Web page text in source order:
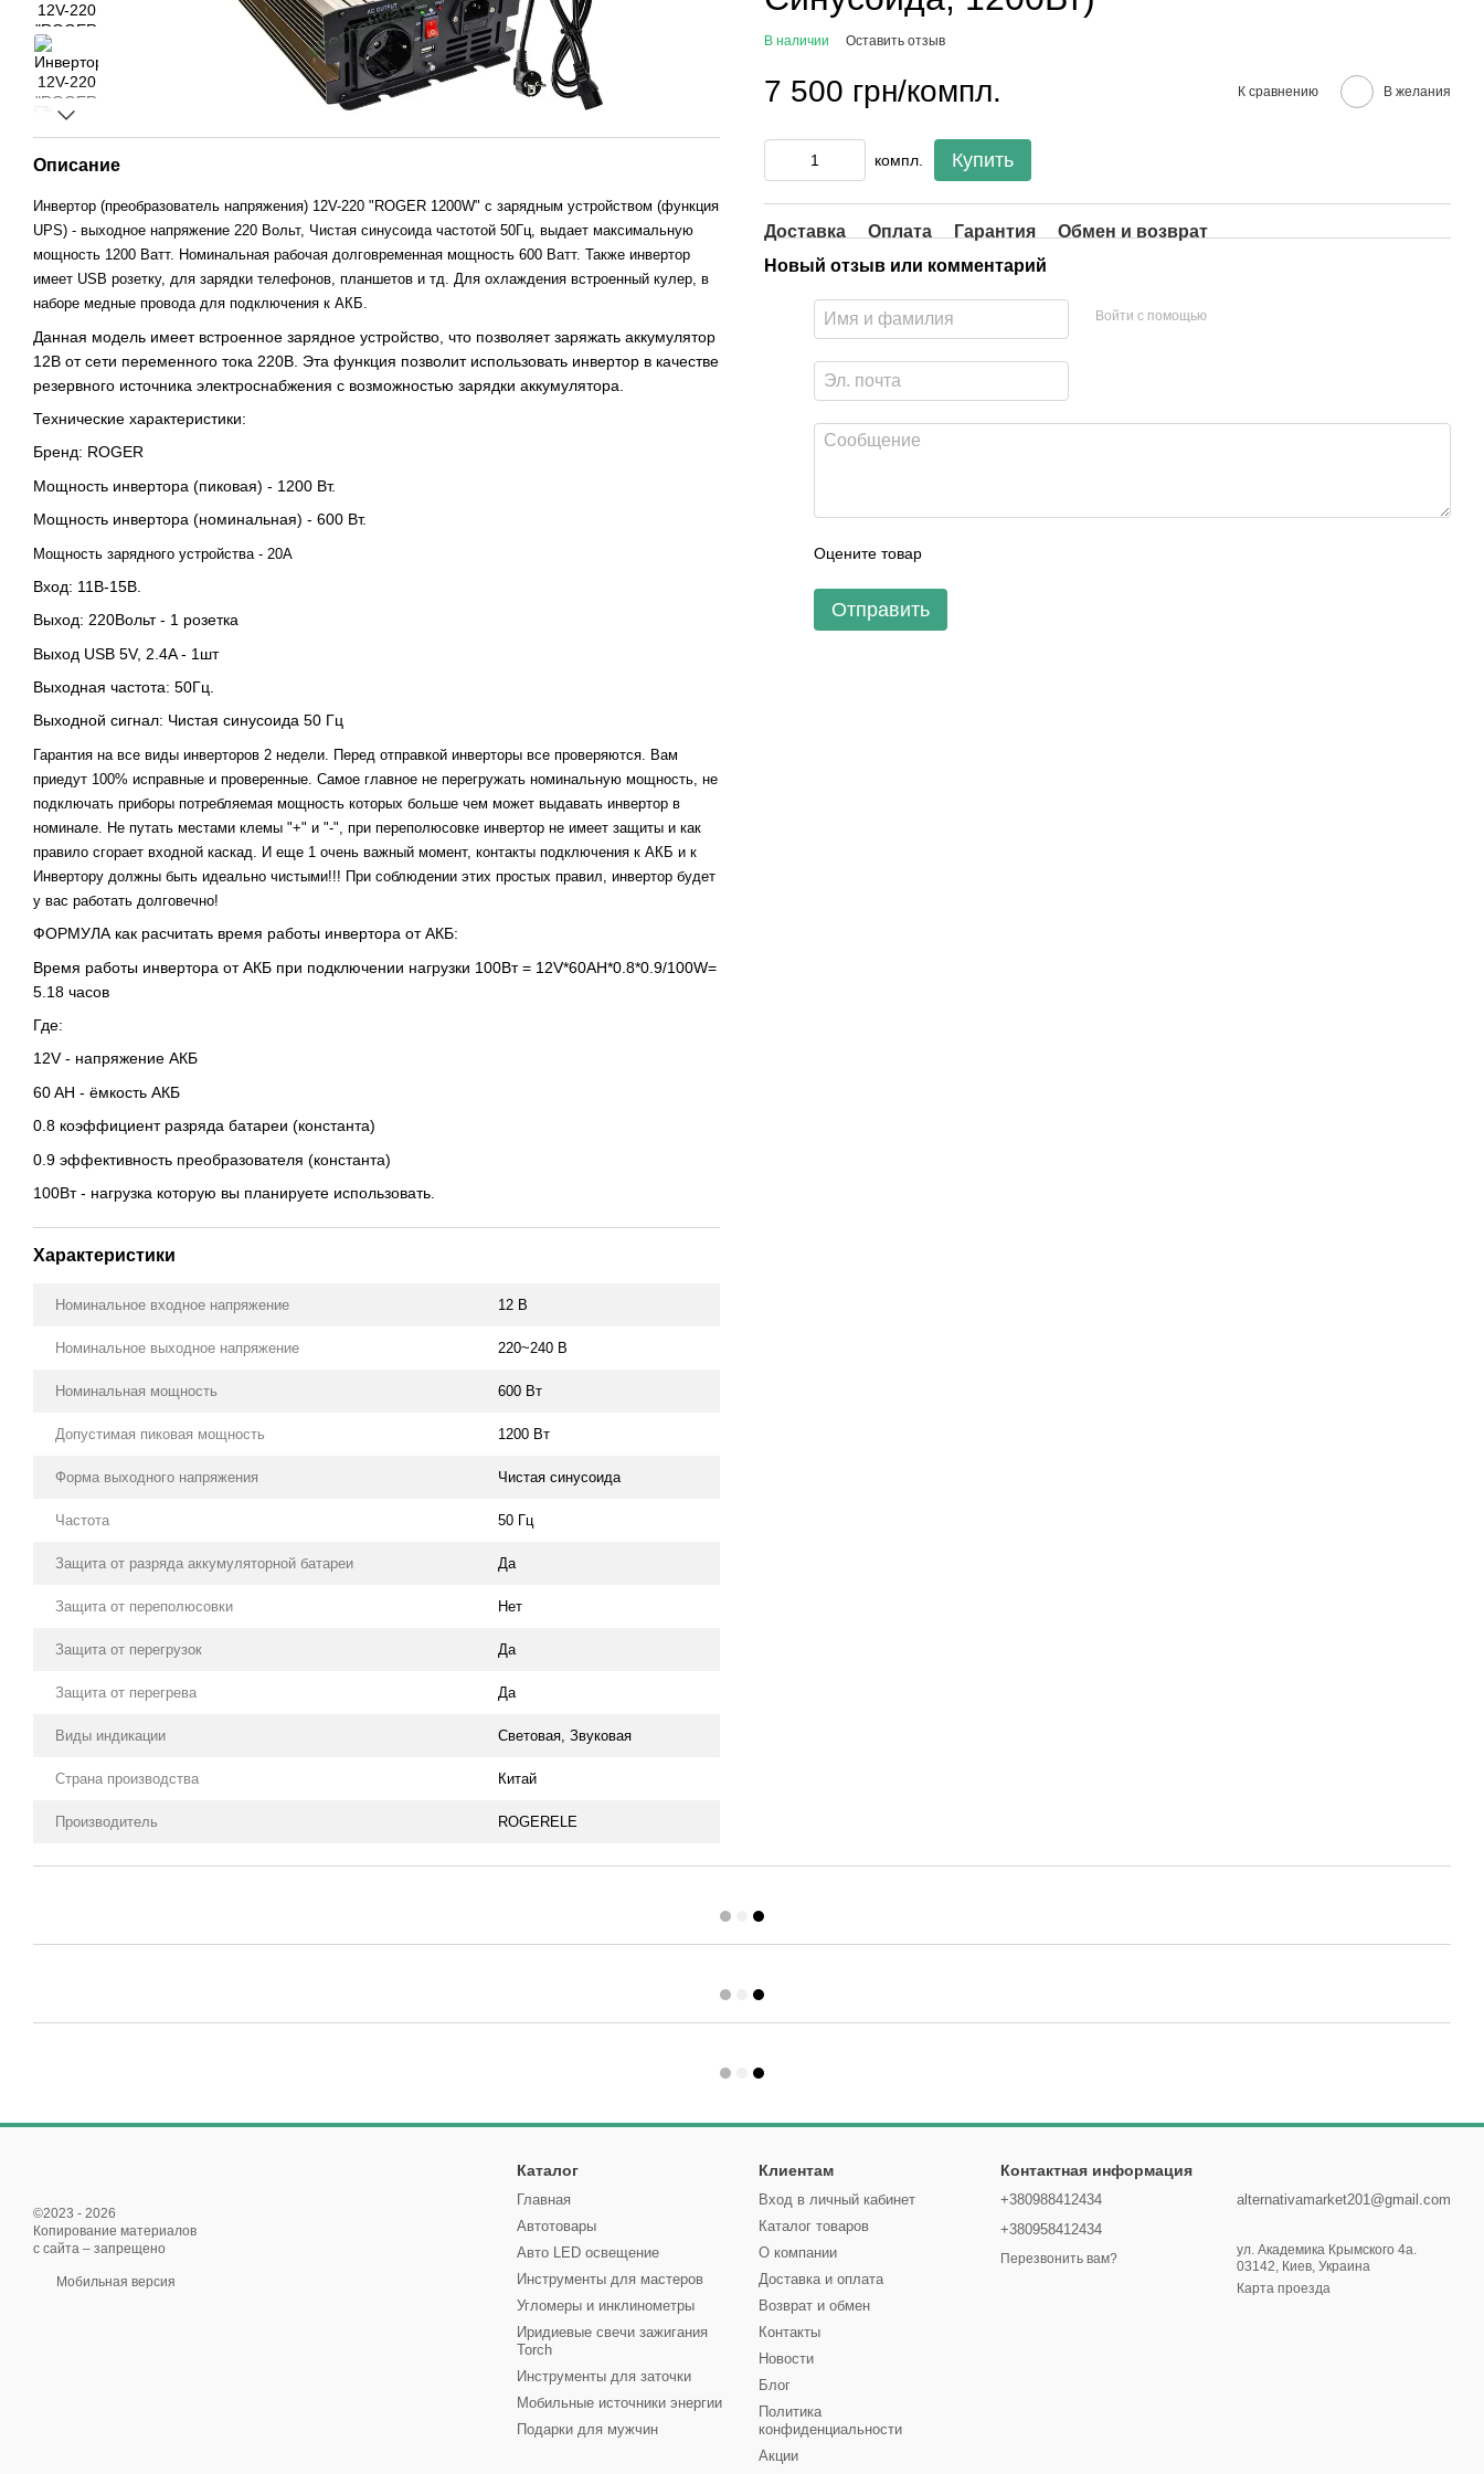
Описание
Инвертор (преобразователь напряжения) 12V-220 "ROGER 1200W" с зарядным устройством (функция
UPS) - выходное напряжение 220 Вольт, Чистая синусоида частотой 50Гц, выдает максимальную
мощность 1200 Ватт. Номинальная рабочая долговременная мощность 600 Ватт. Также инвертор
имеет USB розетку, для зарядки телефонов, планшетов и тд. Для охлаждения встроенный кулер, в
наборе медные провода для подключения к АКБ.
Данная модель имеет встроенное зарядное устройство, что позволяет заряжать аккумулятор
12В от сети переменного тока 220В. Эта функция позволит использовать инвертор в качестве
резервного источника электроснабжения с возможностью зарядки аккумулятора.
Технические характеристики:
Бренд: ROGER
Мощность инвертора (пиковая) - 1200 Вт.
Мощность инвертора (номинальная) - 600 Вт.
Мощность зарядного устройства - 20А
Вход: 11В-15В.
Выход: 220Вольт - 1 розетка
Выход USB 5V, 2.4A - 1шт
Выходная частота: 50Гц.
Выходной сигнал: Чистая синусоида 50 Гц
Гарантия на все виды инверторов 2 недели. Перед отправкой инверторы все проверяются. Вам
приедут 100% исправные и проверенные. Самое главное не перегружать номинальную мощность, не
подключать приборы потребляемая мощность которых больше чем может выдавать инвертор в
номинале. Не путать местами клемы "+" и "-", при переполюсовке инвертор не имеет защиты и как
правило сгорает входной каскад. И еще 1 очень важный момент, контакты подключения к АКБ и к
Инвертору должны быть идеально чистыми!!! При соблюдении этих простых правил, инвертор будет
у вас работать долговечно!
ФОРМУЛА как расчитать время работы инвертора от АКБ:
Время работы инвертора от АКБ при подключении нагрузки 100Вт = 12V*60AH*0.8*0.9/100W=
5.18 часов
Где:
12V - напряжение АКБ
60 AH - ёмкость АКБ
0.8 коэффициент разряда батареи (константа)
0.9 эффективность преобразователя (константа)
100Вт - нагрузка которую вы планируете использовать.
Характеристики
Номинальное входное напряжение 12 В
Номинальное выходное напряжение 220~240 В
Номинальная мощность 600 Вт
Допустимая пиковая мощность 1200 Вт
Форма выходного напряжения Чистая синусоида
Частота 50 Гц
Защита от разряда аккумуляторной батареи Да
Защита от переполюсовки Нет
Защита от перегрузок Да
Защита от перегрева Да
Виды индикации Световая, Звуковая
Страна производства Китай
Производитель ROGERELE
В наличии Оставить отзыв
7 500 грн/компл. К сравнению В желания
компл. Купить
Доставка Оплата Гарантия
Обмен и возврат
Новый отзыв или комментарий
Войти с помощью
Оцените товар
Отправить
©2023 - 2026
Копирование материалов
с сайта – запрещено
Мобильная версия
Каталог
Главная
Автотовары
Авто LED освещение
Инструменты для мастеров
Угломеры и инклинометры
Иридиевые свечи зажигания
Torch
Инструменты для заточки
Мобильные источники энергии
Подарки для мужчин
Клиентам
Вход в личный кабинет
Каталог товаров
О компании
Доставка и оплата
Возврат и обмен
Контакты
Новости
Блог
Политика
конфиденциальности
Акции
Контактная информация
+380988412434
+380958412434
Перезвонить вам?
alternativamarket201@gmail.com
ул. Академика Крымского 4а.
03142, Киев, Украина
Карта проезда